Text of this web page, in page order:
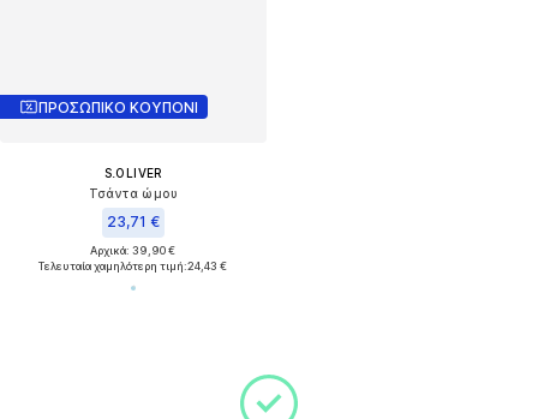
ΠΡΟΣΩΠΙΚΟ ΚΟΥΠΟΝΙ
S.OLIVER
Τσάντα ώμου
23,71 €
Αρχικά: 39,90 €
Τελευταία χαμηλότερη τιμή:24,43 €